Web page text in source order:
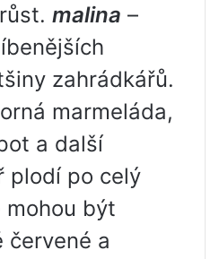
malina –
zahrádkářů.
marmeláda,
a další
plodí po celý
mohou být
červené a